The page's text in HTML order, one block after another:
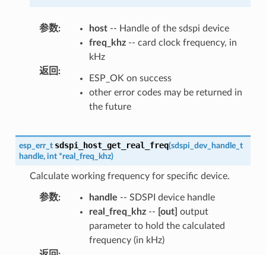
参数: host-- Handle of the sdspi device
freq_khz-- card clock frequency, in
kHz
返回 :
ESP_OK on success
other error codes may be returned in
the future
esp_err_t sdspi_host_get_real_freq(sdspi_dev_handle_t
handle, int *real_freq_khz)
Calculate working frequency for specific device.
参数: handle -- SDSPI device handle
real_freq_khz-- [out] output
parameter to hold the calculated
frequency (in kHz)